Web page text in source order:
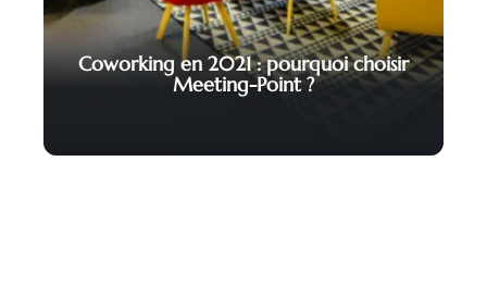
Coworking en 2021 : pourquoi choisir
Meeting-Point ?